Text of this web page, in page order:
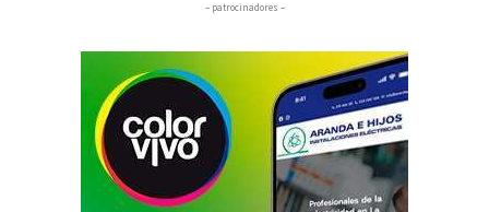
– patrocinadores –